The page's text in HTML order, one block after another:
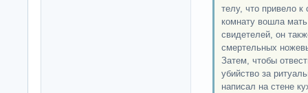
телу, что привело
комнату вошла
свидетелей, он
смертельных
Затем, чтобы
убийство за
написал на стене